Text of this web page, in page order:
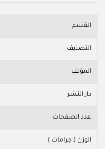
القسم
التصنيف
المؤلف
دار النشر
عدد الصفحات
الوزن ( جرامات )